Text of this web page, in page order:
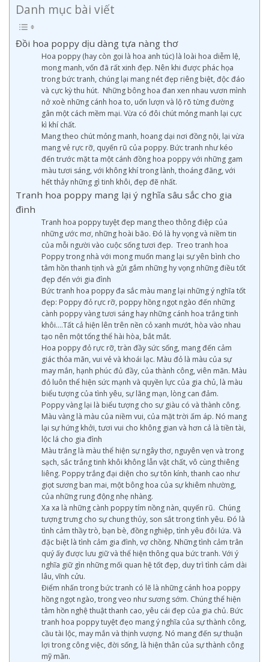
Danh mục bài viết
Đồi hoa poppy dịu dàng tựa nàng thơ
Hoa poppy (hay còn gọi là hoa anh túc) là loài hoa diễm lệ,
mong manh, vốn đã rất xinh đẹp. Nên khi được phác họa
trong bức tranh, chúng lại mang nét đẹp riêng biệt, độc đáo
và cực kỳ thu hút. Những bông hoa đan xen nhau vươn mình
nở xoè những cánh hoa to, uốn lượn và lộ rõ từng đường
gân một cách mềm mại. Vừa có đôi chút mỏng manh lại cực
kì khí chất.
Mang theo chút mỏng manh, hoang dại nơi đồng nội, lại vừa
mang vẻ rực rỡ, quyến rũ của poppy. Bức tranh như kéo
đến trước mặt ta một cánh đồng hoa poppy với những gam
màu tươi sáng, với không khí trong lành, thoáng đãng, với
hết thảy những gì tinh khôi, đẹp đẽ nhất.
Tranh hoa poppy mang lại ý nghĩa sâu sắc cho gia
đình
Tranh hoa poppy tuyệt đẹp mang theo thông điệp của
những ước mơ, những hoài bão. Đó là hy vọng và niềm tin
của mỗi người vào cuộc sống tươi đẹp. Treo tranh hoa
Poppy trong nhà với mong muốn mang lại sự yên bình cho
tâm hồn thanh tịnh và gửi gắm những hy vọng những điều tốt
đẹp đến với gia đình
Bức tranh hoa poppy đa sắc màu mang lại những ý nghĩa tốt
đẹp: Poppy đỏ rực rỡ, poppy hồng ngọt ngào đến những
cành poppy vàng tươi sáng hay những cánh hoa trắng tinh
khôi….Tất cả hiện lên trên nền cỏ xanh mướt, hòa vào nhau
tạo nên một tổng thể hài hòa, bắt mắt.
Hoa poppy đỏ rực rỡ, tràn đầy sức sống, mang đến cảm
giác thỏa mãn, vui vẻ và khoái lạc. Màu đỏ là màu của sự
may mắn, hạnh phúc đủ đầy, của thành công, viên mãn. Màu
đỏ luôn thể hiện sức mạnh và quyền lực của gia chủ, là màu
biểu tượng của tình yêu, sự lãng mạn, lòng can đảm.
Poppy vàng lại là biểu tượng cho sự giàu có và thành công.
Màu vàng là màu của niềm vui, của mặt trời ấm áp. Nó mang
lại sự hứng khởi, tươi vui cho không gian và hơn cả là tiền tài,
lộc lá cho gia đình
Màu trắng là màu thể hiện sự ngây thơ, nguyên vẹn và trong
sạch, sắc trắng tinh khôi không lẫn vật chất, vô cùng thiêng
liêng. Poppy trắng đại diện cho sự tôn kính, thanh cao như
giọt sương ban mai, một bông hoa của sự khiêm nhường,
của những rung động nhẹ nhàng.
Xa xa là những cành poppy tím nồng nàn, quyến rũ. Chúng
tượng trưng cho sự chung thủy, son sắt trong tình yêu. Đó là
tình cảm thầy trò, bạn bè, đồng nghiệp, tình yêu đôi lứa. Và
đặc biệt là tình cảm gia đình, vợ chồng. Những tình cảm trân
quý ấy được lưu giữ và thể hiện thông qua bức tranh. Với ý
nghĩa giữ gìn những mối quan hệ tốt đẹp, duy trì tình cảm dài
lâu, vĩnh cửu.
Điểm nhấn trong bức tranh có lẽ là những cánh hoa poppy
hồng ngọt ngào, trong veo như sương sớm. Chúng thể hiện
tâm hồn nghệ thuật thanh cao, yêu cái đẹp của gia chủ. Bức
tranh hoa poppy tuyệt đẹo mang ý nghĩa của sự thành công,
cầu tài lộc, may mắn và thịnh vượng. Nó mang đến sự thuận
lợi trong công việc, đời sống, là hiện thân của sự thành công
mỹ mãn.